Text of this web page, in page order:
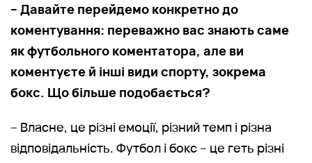
– Давайте перейдемо конкретно до
коментування: переважно вас знають саме
як футбольного коментатора, але ви
коментуєте й інші види спорту, зокрема
бокс. Що більше подобається?
– Власне, це різні емоції, різний темп і різна
відповідальність. Футбол і бокс – це геть різні